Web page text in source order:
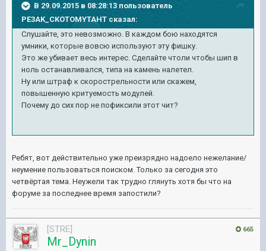
В 29.09.2015 в 08:28:13 пользователь
PE3AK_CKOTOMYTAHT сказал:
Слушайте, это невозможно. В каждом бою находятся
умники, которые вовсю используют эту фишку.
Это же убивает весь интерес. Сделайте чтоли чтобы шип в
ноль останавливался, типа на камень налетел.
Ну или штраф к скорострельности или скажем,
повышенную критуемость модулей.
Почему до сих пор не пофиксили этот чит?
Ребят, вот действительно уже преизрядно надоело нежелание/
неумение пользоваться поиском. Только за сегодня это
четвёртая тема. Неужели так трудно глянуть хотя бы что на
форуме за последнее время запостили?
665
[STRE]
Mr_Dynin